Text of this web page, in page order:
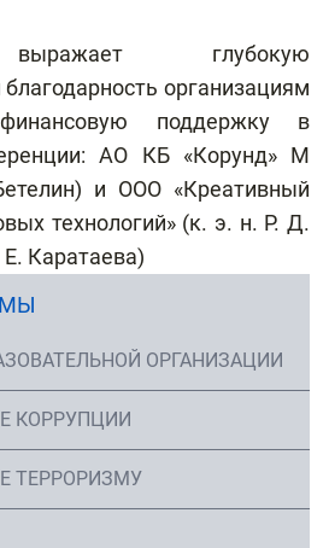
глубокую
благодарность организациям
поддержку в
АО КБ «Корунд» М
и ООО «Креативный
технологий» (к. э. н. Р. Д.
Е. Каратаева)
ОРГАНИЗАЦИИ
КОРРУПЦИИ
ТЕРРОРИЗМУ